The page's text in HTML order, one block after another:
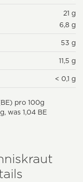
21 g
6,8 g
53 g
11,5 g
< 0,1 g
pro 100g
was 1,04 BE